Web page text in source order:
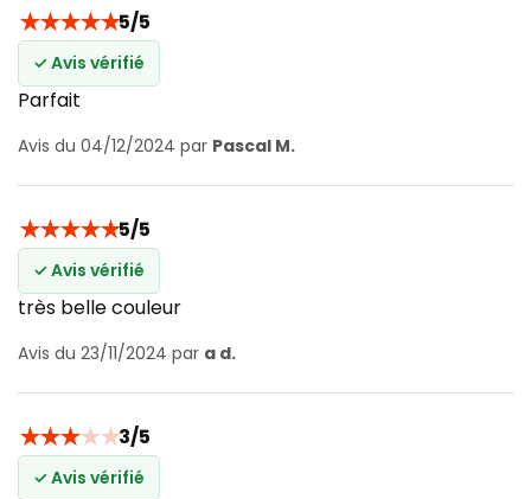
★★★★★5/5
✓ Avis vérifié
Parfait
Avis du 04/12/2024 par Pascal M.
★★★★★5/5
✓ Avis vérifié
très belle couleur
Avis du 23/11/2024 par a d.
★★★★★3/5
✓ Avis vérifié